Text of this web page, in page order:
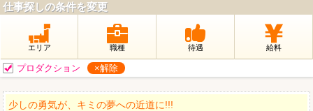
仕事探しの条件を変更
エリア 職種 待遇 給料
プロダクション ×解除
少しの勇気が、キミの夢への近道に!!!